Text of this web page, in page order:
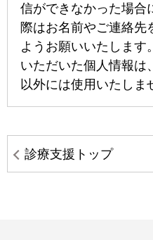
信ができなかった場合
際はお名前やご連絡先
ようお願いいたします。
いただいた個人情報は
以外には使用いたしま
診療支援トップ